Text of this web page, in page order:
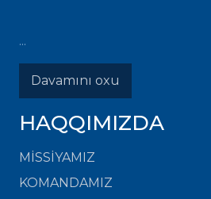
...
Davamını oxu
HAQQIMIZDA
MISSIYAMIZ
KOMANDAMIZ